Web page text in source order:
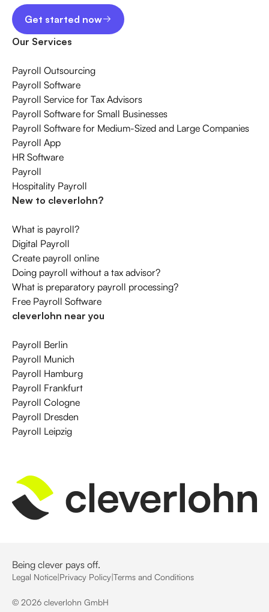
Get started now
Get started now
Our Services
Payroll Outsourcing
Payroll Software
Payroll Service for Tax Advisors
Payroll Software for Small Businesses
Payroll Software for Medium-Sized and Large Companies
Payroll App
HR Software
Payroll
Hospitality Payroll
New to cleverlohn?
What is payroll?
Digital Payroll
Create payroll online
Doing payroll without a tax advisor?
What is preparatory payroll processing?
Free Payroll Software
cleverlohn near you
Payroll Berlin
Payroll Munich
Payroll Hamburg
Payroll Frankfurt
Payroll Cologne
Payroll Dresden
Payroll Leipzig
Being clever pays off.
Legal Notice|Privacy Policy|Terms and Conditions
© 2026cleverlohn GmbH